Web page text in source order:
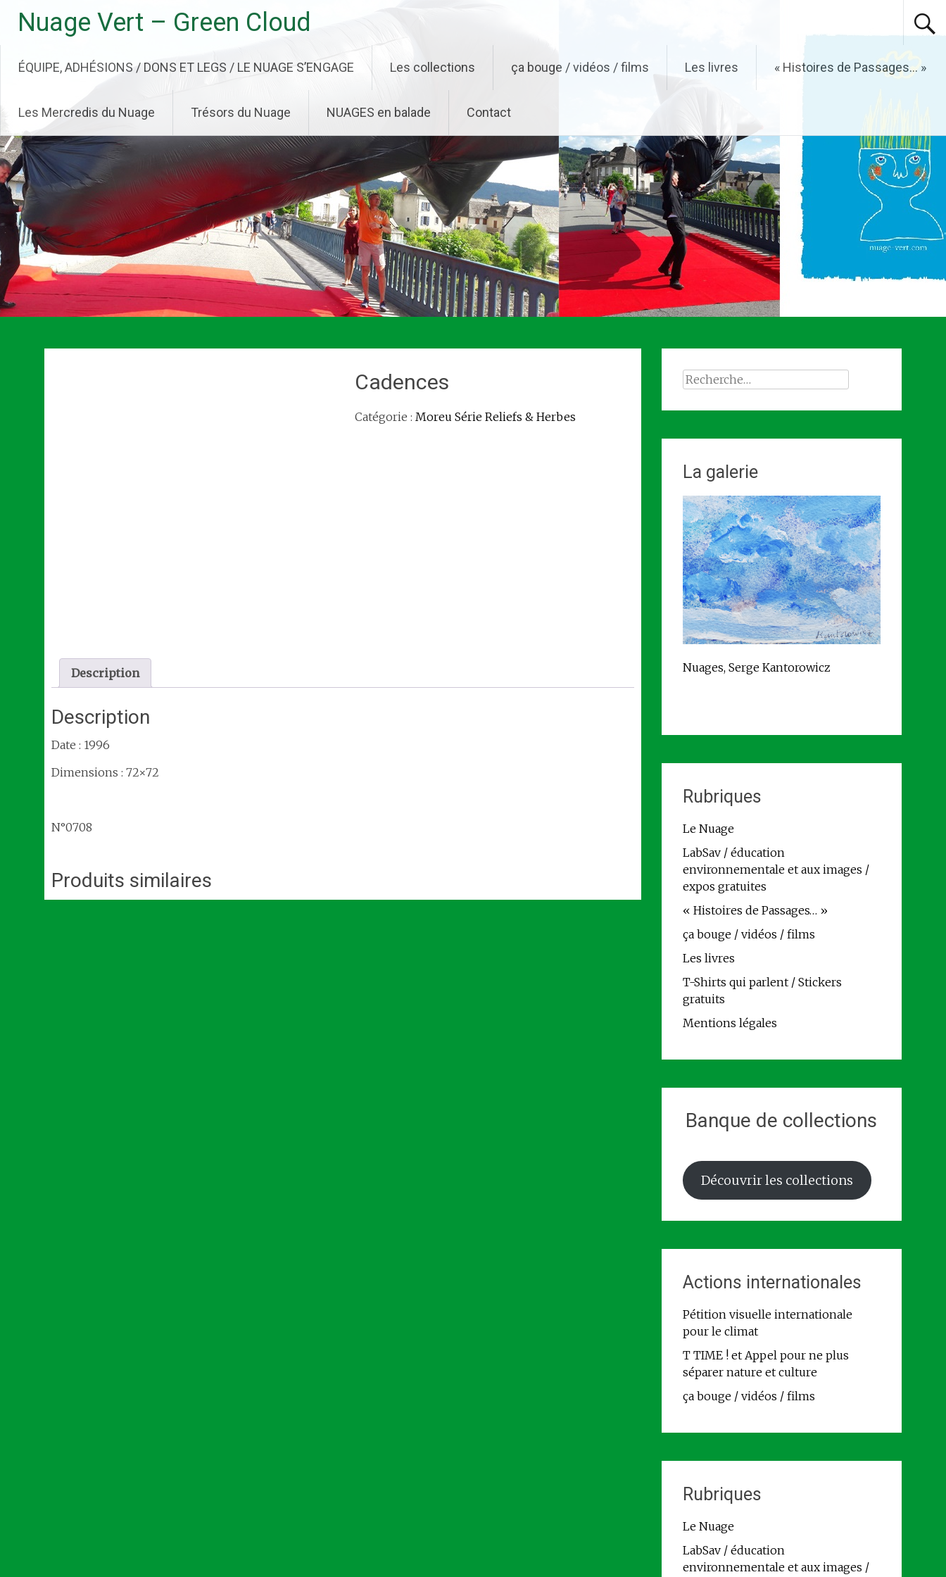
contenu
principal
Nuage Vert – Green Cloud
ÉQUIPE, ADHÉSIONS / DONS ET LEGS / LE NUAGE S’ENGAGE Les collections ça bouge / vidéos / films Les livres « Histoires de Passages… »
Les Mercredis du Nuage Trésors du Nuage NUAGES en balade Contact
Cadences
Catégorie : Moreu Série Reliefs & Herbes
Description
Description
Date : 1996
Dimensions : 72×72
N°0708
Produits similaires
Rechercher :
La galerie
Nuages, Serge Kantorowicz
Rubriques
Le Nuage
LabSav / éducation
environnementale et aux images /
expos gratuites
« Histoires de Passages… »
ça bouge / vidéos / films
Les livres
T-Shirts qui parlent / Stickers
gratuits
Mentions légales
Banque de collections
Découvrir les collections
Actions internationales
Pétition visuelle internationale
pour le climat
T TIME ! et Appel pour ne plus
séparer nature et culture
ça bouge / vidéos / films
Rubriques
Le Nuage
LabSav / éducation
environnementale et aux images /